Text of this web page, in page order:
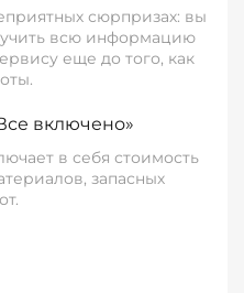
сюрпризах: вы
всю информацию
еще до того, как
включено»
в себя стоимость
запасных